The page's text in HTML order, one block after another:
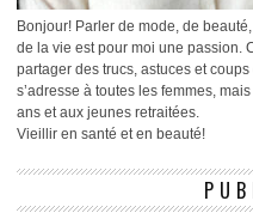
Bonjour! Parler de mode, de
de la vie est pour moi une passion.
partager des trucs, astuces et
s’adresse à toutes les femmes,
ans et aux jeunes retraitées.
Vieillir en santé et en beauté!